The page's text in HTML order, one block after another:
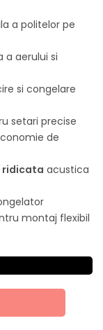
a politelor pe
aerului si
si congelare
setari precise
de
ridicata acustica
montaj flexibil